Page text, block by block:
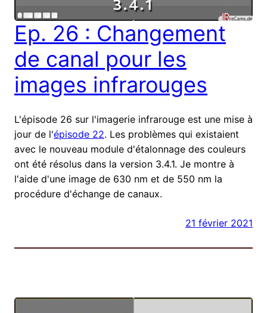
Ep. 26 : Changement
de canal pour les
images infrarouges
L'épisode 26 sur l'imagerie infrarouge est une mise à
jour de l'épisode 22. Les problèmes qui existaient
avec le nouveau module d'étalonnage des couleurs
ont été résolus dans la version 3.4.1. Je montre à
l'aide d'une image de 630 nm et de 550 nm la
procédure d'échange de canaux.
21 février 2021